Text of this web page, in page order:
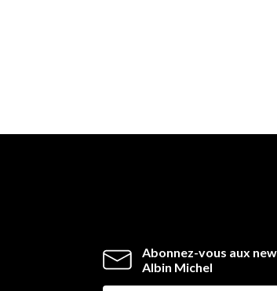
Abonnez-vous aux
Albin Michel